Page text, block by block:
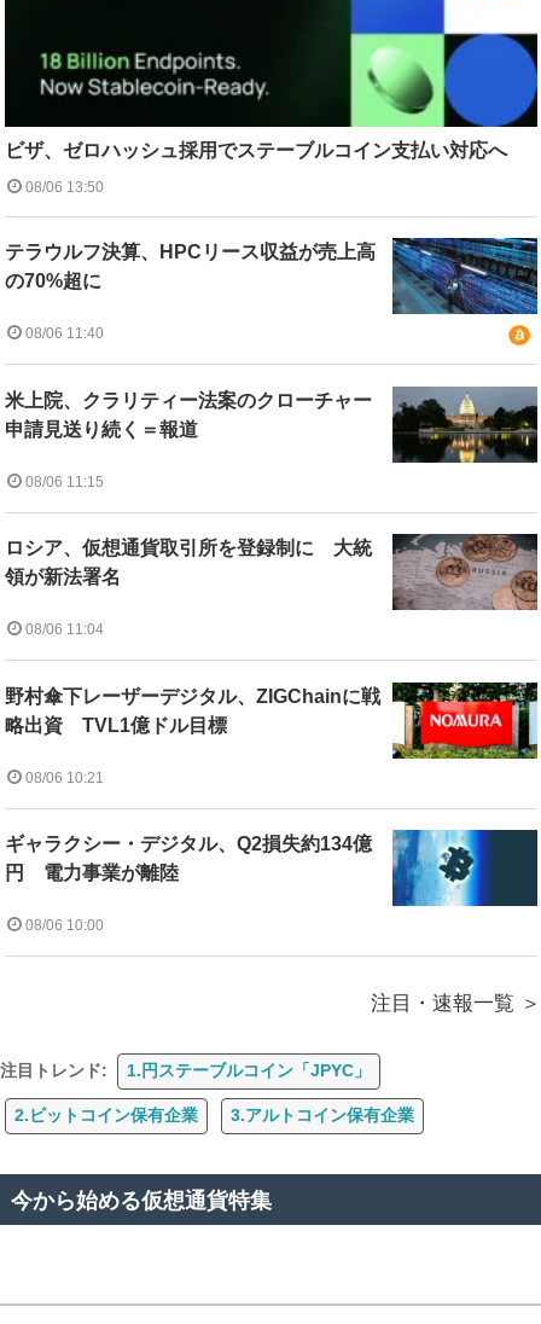
ビザ、ゼロハッシュ採用でステーブルコイン支払い対応へ
08/06 13:50
テラウルフ決算、HPCリース収益が売上高
の70%超に
08/06 11:40
米上院、クラリティー法案のクローチャー
申請見送り続く＝報道
08/06 11:15
ロシア、仮想通貨取引所を登録制に 大統
領が新法署名
08/06 11:04
野村傘下レーザーデジタル、ZIGChainに戦
略出資 TVL1億ドル目標
08/06 10:21
ギャラクシー・デジタル、Q2損失約134億
円 電力事業が離陸
08/06 10:00
注目・速報一覧
注目トレンド: 1.円ステーブルコイン「JPYC」
2.ビットコイン保有企業 3.アルトコイン保有企業
今から始める仮想通貨特集